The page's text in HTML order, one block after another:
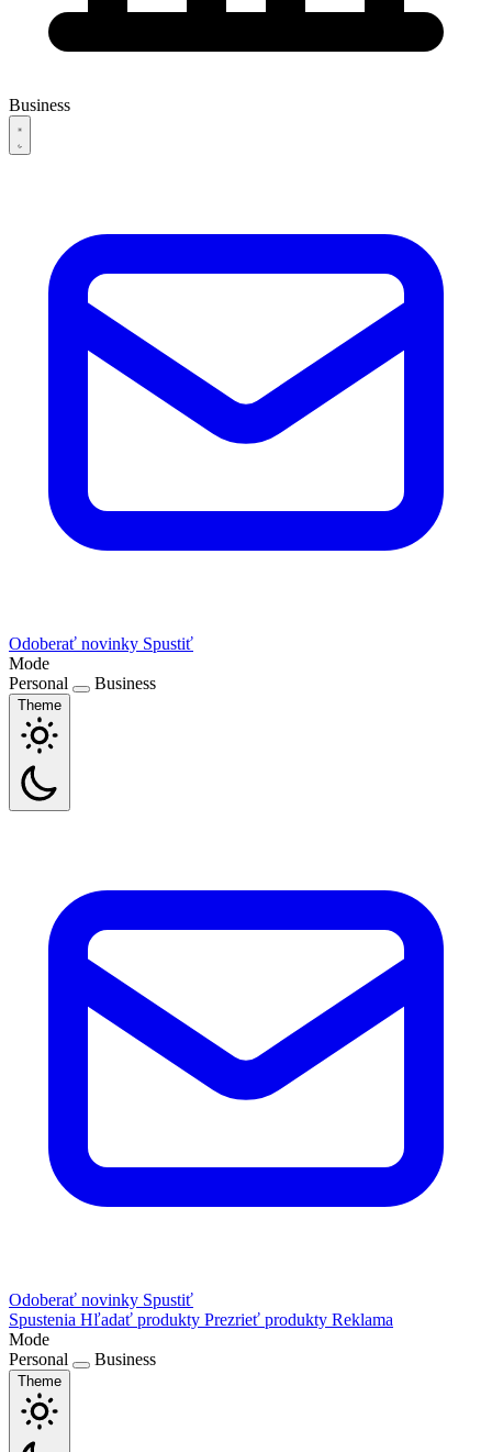
Business
Odoberať novinky Spustiť
Mode
Personal
Business
Theme
Odoberať novinky Spustiť
Spustenia Hľadať produkty Prezrieť produkty Reklama
Mode
Personal
Business
Theme